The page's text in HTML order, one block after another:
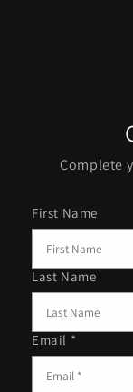
Complete
First Name
Last Name
Email *